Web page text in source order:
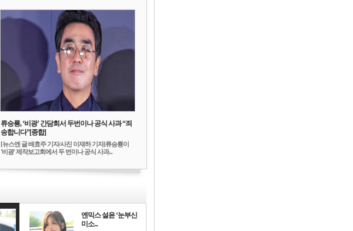
류승룡, ‘비광’ 간담회서 두번이나 공식 사과 “죄
송합니다”[종합]
[뉴스엔 글 배효주 기자/사진 이재하 기자]류승룡이
'비광' 제작보고회에서 두 번이나 공식 사과...
엔믹스 설윤 ‘눈부신
미소...